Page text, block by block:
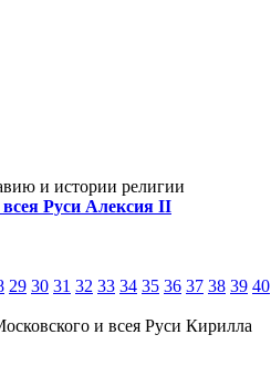
и истории религии
Руси Алексия II
29 30 31 32 33 34 35 36 37 38 39 40
и всея Руси Кирилла